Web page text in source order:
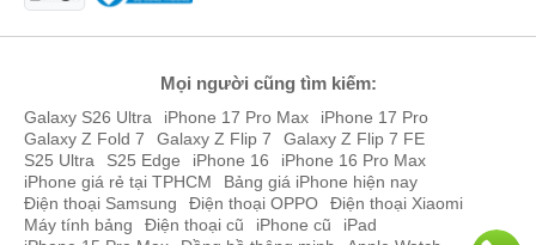
Mọi người cũng tìm kiếm:
Galaxy S26 Ultra iPhone 17 Pro Max
iPhone 17 Pro
Galaxy Z Fold 7
Galaxy Z Flip 7
Galaxy Z Flip 7 FE
S25 Ultra
S25 Edge iPhone 16
iPhone 16 Pro Max
iPhone giá rẻ tại TPHCM
Bảng giá iPhone hiện nay
Điện thoại Samsung
Điện thoại OPPO
Điện thoại Xiaomi
Máy tính bảng
Điện thoại cũ iPhone cũ
iPad